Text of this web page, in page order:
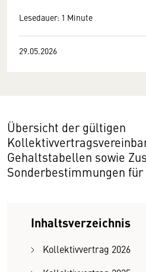
Lesedauer: 1 Minute
29.05.2026
Übersicht der gültigen
Gehaltstabellen sowie
Sonderbestimmungen
Inhaltsverzeichnis
Kollektivvertrag 2026